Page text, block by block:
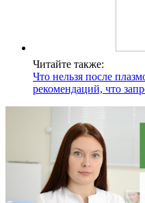
Читайте также:
Что нельзя после
рекомендаций, что